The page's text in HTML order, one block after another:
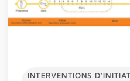
INTERVENTIONS